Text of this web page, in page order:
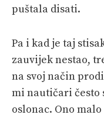
puštala disati.
Pa i kad je taj
zauvijek nestao,
na svoj način
mi nautičari često
oslonac. Ono